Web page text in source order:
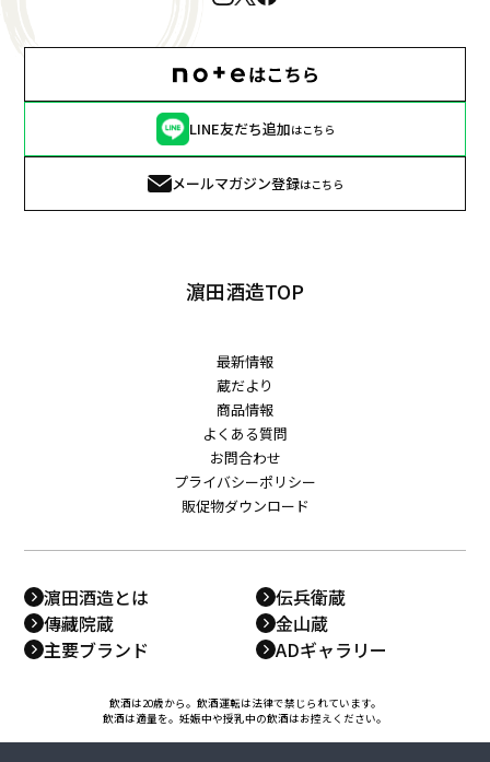
LINE友だち追加はこちら
メールマガジン登録はこちら
濵田酒造TOP
最新情報
蔵だより
商品情報
よくある質問
お問合わせ
プライバシーポリシー
販促物ダウンロード
濵田酒造とは
伝兵衛蔵
傳藏院蔵
金山蔵
主要ブランド
ADギャラリー
飲酒は20歳から。飲酒運転は法律で禁じられています。
飲酒は適量を。妊娠中や授乳中の飲酒はお控えください。